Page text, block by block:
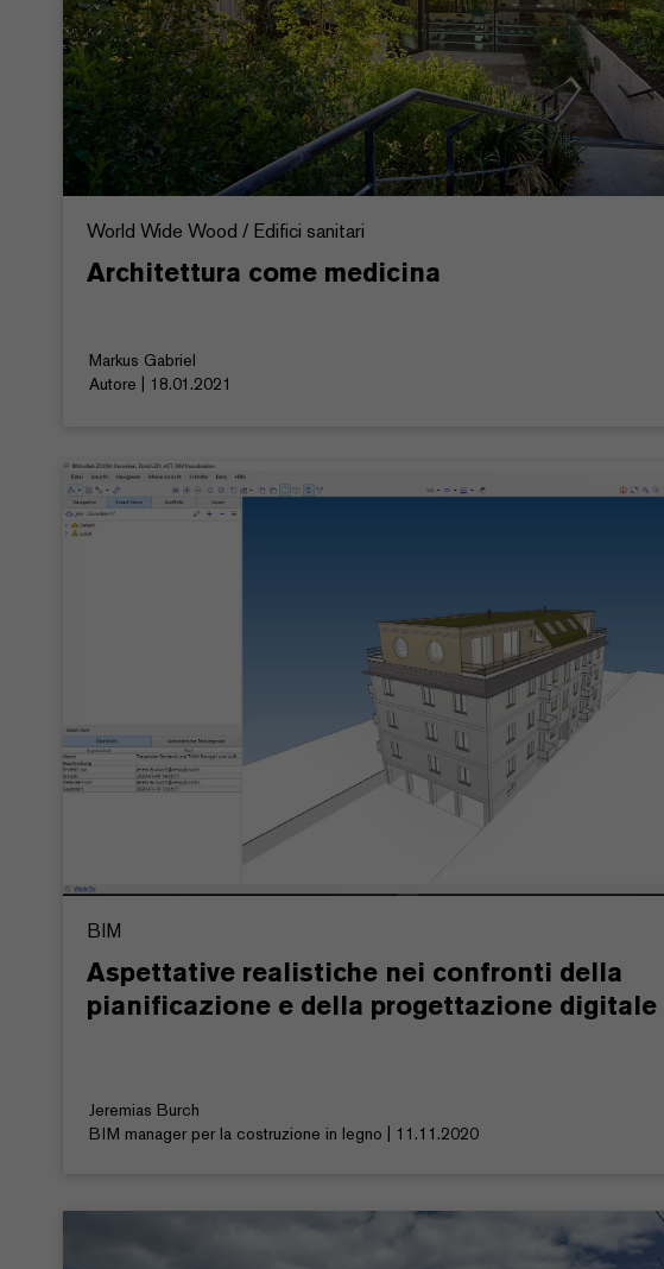
World Wide Wood / Edifici sanitari
Architettura come medicina
Markus Gabriel
Autore | 18.01.2021
BIM
Aspettative realistiche nei confronti della
pianificazione e della progettazione digitale
Jeremias Burch
BIM manager per la costruzione in legno | 11.11.2020